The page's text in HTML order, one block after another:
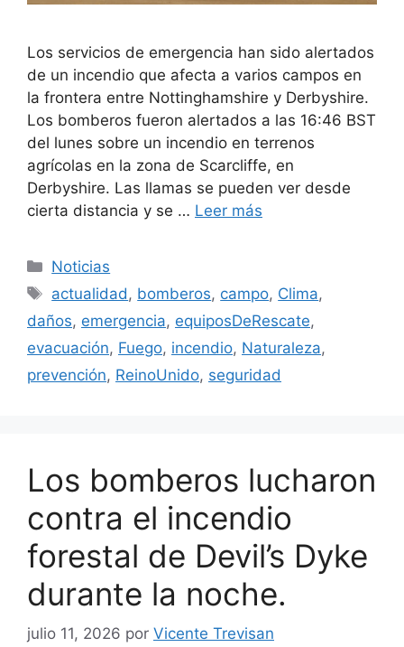
Los servicios de emergencia han sido alertados
de un incendio que afecta a varios campos en
la frontera entre Nottinghamshire y Derbyshire.
Los bomberos fueron alertados a las 16:46 BST
del lunes sobre un incendio en terrenos
agrícolas en la zona de Scarcliffe, en
Derbyshire. Las llamas se pueden ver desde
cierta distancia y se … Leer más
Categorías
Noticias
Etiquetas
actualidad , bomberos, campo, Clima,
daños, emergencia, equiposDeRescate,
evacuación, Fuego, incendio, Naturaleza,
prevención, ReinoUnido, seguridad
Los bomberos lucharon
contra el incendio
forestal de Devil’s Dyke
durante la noche.
julio 11, 2026 por Vicente Trevisan